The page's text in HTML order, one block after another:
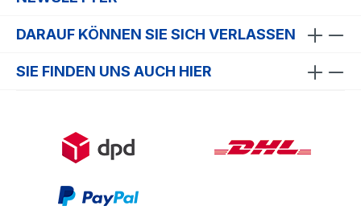
DARAUF KÖNNEN SIE SICH VERLASSEN
SIE FINDEN UNS AUCH HIER